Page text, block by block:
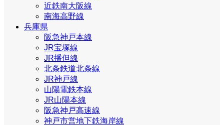
近鉄南大阪線
南海高野線
兵庫県
阪急神戸本線
JR宝塚線
JR播但線
北条鉄道北条線
JR神戸線
山陽電鉄本線
JR山陽本線
阪急神戸高速線
神戸市営地下鉄海岸線